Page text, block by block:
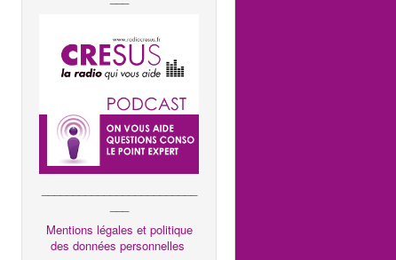
Mentions légales et politique
des données personnelles